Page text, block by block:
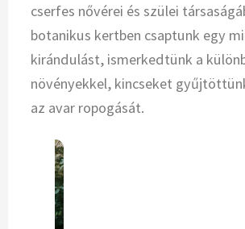
cserfes nővérei és szülei
botanikus kertben csaptunk egy
kirándulást, ismerkedtünk a
növényekkel, kincseket
az avar ropogását.